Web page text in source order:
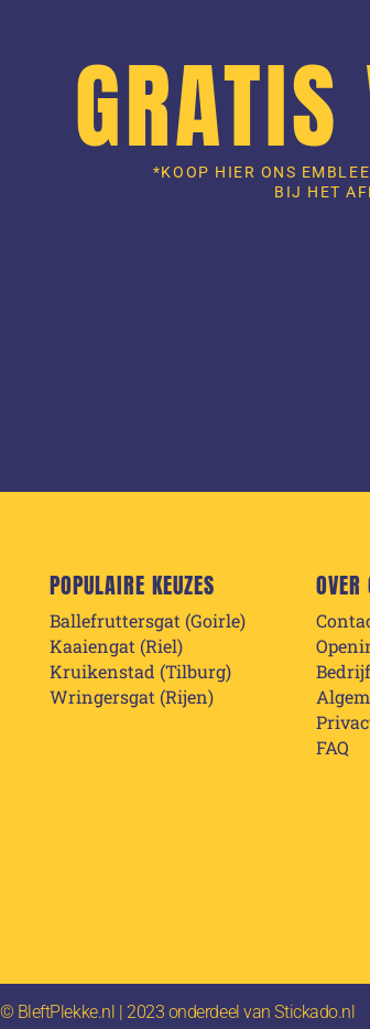
*KOOP HIER ONS
BIJ HET
POPULAIRE KEUZES
Ballefruttersgat (Goirle)
Kaaiengat (Riel)
Kruikenstad (Tilburg)
Wringersgat (Rijen)
OVER
FAQ
© BleftPlekke.nl | 2023 onderdeel van Stickado.nl